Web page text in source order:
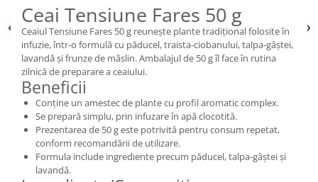
Ceai Tensiune Fares 50 g
Ceaiul Tensiune Fares 50 g reunește plante tradițional folosite în
infuzie, într-o formulă cu păducel, traista-ciobanului, talpa-gâștei,
lavandă și frunze de măslin. Ambalajul de 50 g îl face în rutina
zilnică de preparare a ceaiului.
Beneficii
Conține un amestec de plante cu profil aromatic complex.
Se prepară simplu, prin infuzare în apă clocotită.
Prezentarea de 50 g este potrivită pentru consum repetat,
conform recomandării de utilizare.
Formula include ingrediente precum păducel, talpa-gâștei și
lavandă.